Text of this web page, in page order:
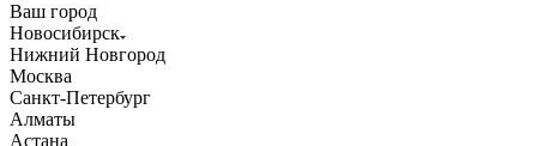
Ваш город
Новосибирск
Нижний Новгород
Москва
Санкт-Петербург
Алматы
Астана